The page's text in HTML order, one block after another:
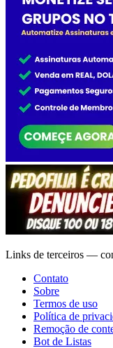
Links de terceiros —
Contato
Sobre
Termos de uso
Política de
Remoção de
Bot de Listas